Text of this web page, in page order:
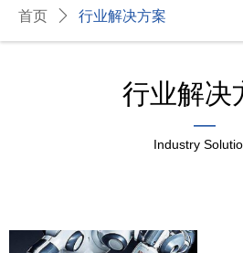
首页 ꄲ 行业解决方案
行业解决
—
Industry